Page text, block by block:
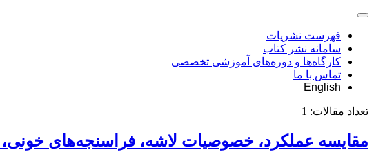
فهرست نشریات
سامانه نشر کتاب
کارگاه‌ها و دوره‌های آموزشی تخصصی
تماس با ما
English
تعداد مقالات: 1
مقایسه عملکرد، خصوصیات لاشه، فراسنجه‌های